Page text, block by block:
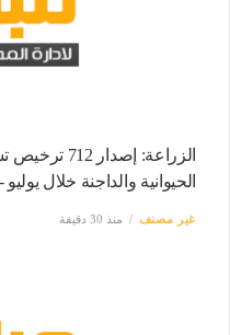
الزراعة:
الحيوانية والداجنة خلال يوليو
غير مصنف منذ 30 دقيقة